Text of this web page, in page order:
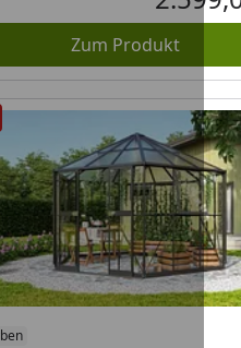
Zum Produkt